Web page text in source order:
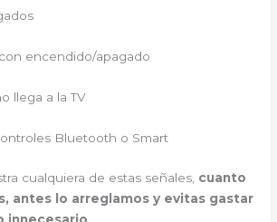
encendido/apagado
llega a la TV
Bluetooth o Smart
cualquiera de estas señales, cuanto
antes lo arreglamos y evitas gastar